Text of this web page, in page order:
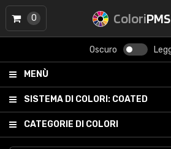
ColoriPMS
Oscuro
MENÙ
SISTEMA DI COLORI: COATED
CATEGORIE DI COLORI
0